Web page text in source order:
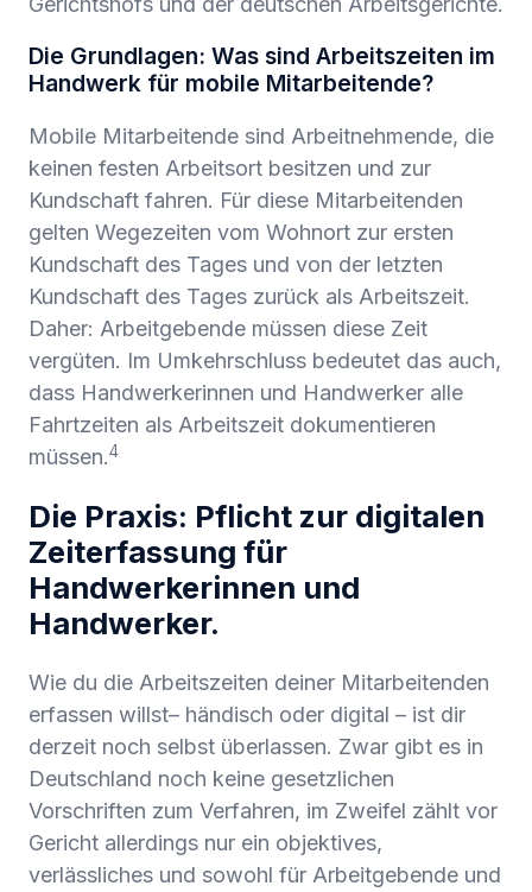
Die Grundlagen: Was sind Arbeitszeiten im
Handwerk für mobile Mitarbeitende?
Mobile Mitarbeitende sind Arbeitnehmende, die
keinen festen Arbeitsort besitzen und zur
Kundschaft fahren. Für diese Mitarbeitenden
gelten ​​Wegezeiten vom Wohnort zur ersten
Kundschaft des Tages und von der letzten
Kundschaft des Tages zurück als Arbeitszeit.
Daher: Arbeitgebende müssen diese Zeit
vergüten. Im Umkehrschluss bedeutet das auch,
dass Handwerkerinnen und Handwerker alle
Fahrtzeiten als Arbeitszeit dokumentieren
müssen.4
Die Praxis: Pflicht zur digitalen
Zeiterfassung für
Handwerkerinnen und
Handwerker.
Wie du die Arbeitszeiten deiner Mitarbeitenden
erfassen willst– händisch oder digital – ist dir
derzeit noch selbst überlassen. Zwar gibt es in
Deutschland noch keine gesetzlichen
Vorschriften zum Verfahren, im Zweifel zählt vor
Gericht allerdings nur ein objektives,
verlässliches und sowohl für Arbeitgebende und